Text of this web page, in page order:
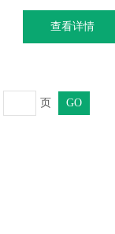
查看详情
页